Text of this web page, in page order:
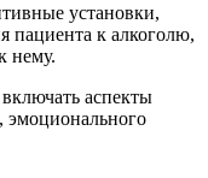
установки,
пациента к алкоголю,
нему.
аспекты
эмоционального